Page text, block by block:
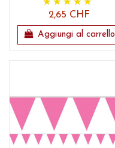
2,65 CHF
Aggiungi al carrello